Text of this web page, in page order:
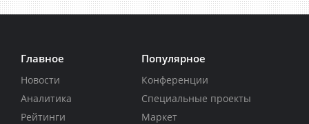
Главное
Новости
Аналитика
Рейтинги
Популярное
Конференции
Специальные проекты
Маркет